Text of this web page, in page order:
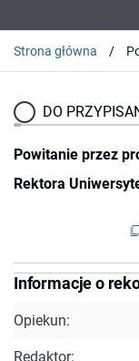
Strona główna
DO
Powitanie przez
Rektora
Informacje o
Opiekun:
Redaktor: